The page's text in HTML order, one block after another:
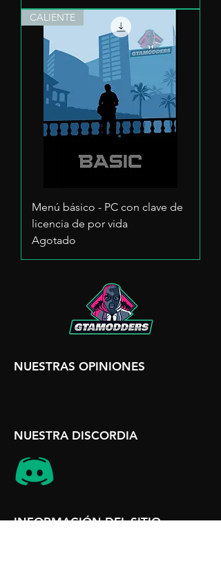
CALIENTE
Menú básico - PC con clave de
licencia de por vida
Agotado
NUESTRAS OPINIONES
NUESTRA DISCORDIA
INFORMACIÓN DEL SITIO